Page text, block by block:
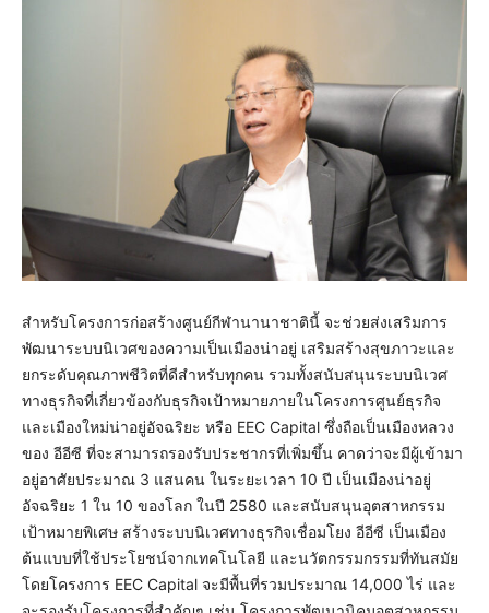
สำหรับโครงการก่อสร้างศูนย์กีฬานานาชาตินี้ จะช่วยส่งเสริมการ
พัฒนาระบบนิเวศของความเป็นเมืองน่าอยู่ เสริมสร้างสุขภาวะและ
ยกระดับคุณภาพชีวิตที่ดีสำหรับทุกคน รวมทั้งสนับสนุนระบบนิเวศ
ทางธุรกิจที่เกี่ยวข้องกับธุรกิจเป้าหมายภายในโครงการศูนย์ธุรกิจ
และเมืองใหม่น่าอยู่อัจฉริยะ หรือ EEC Capital ซึ่งถือเป็นเมืองหลวง
ของ อีอีซี ที่จะสามารถรองรับประชากรที่เพิ่มขึ้น คาดว่าจะมีผู้เข้ามา
อยู่อาศัยประมาณ 3 แสนคน ในระยะเวลา 10 ปี เป็นเมืองน่าอยู่
อัจฉริยะ 1 ใน 10 ของโลก ในปี 2580 และสนับสนุนอุตสาหกรรม
เป้าหมายพิเศษ สร้างระบบนิเวศทางธุรกิจเชื่อมโยง อีอีซี เป็นเมือง
ต้นแบบที่ใช้ประโยชน์จากเทคโนโลยี และนวัตกรรมกรรมที่ทันสมัย
โดยโครงการ EEC Capital จะมีพื้นที่รวมประมาณ 14,000 ไร่ และ